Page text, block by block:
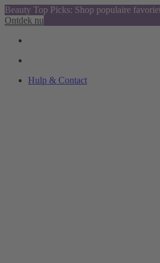
Beauty Top Picks: Shop populaire
Ontdek nu
Hulp & Contact